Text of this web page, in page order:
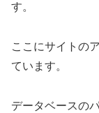
す。
ここにサイトの
ています。
データベースの